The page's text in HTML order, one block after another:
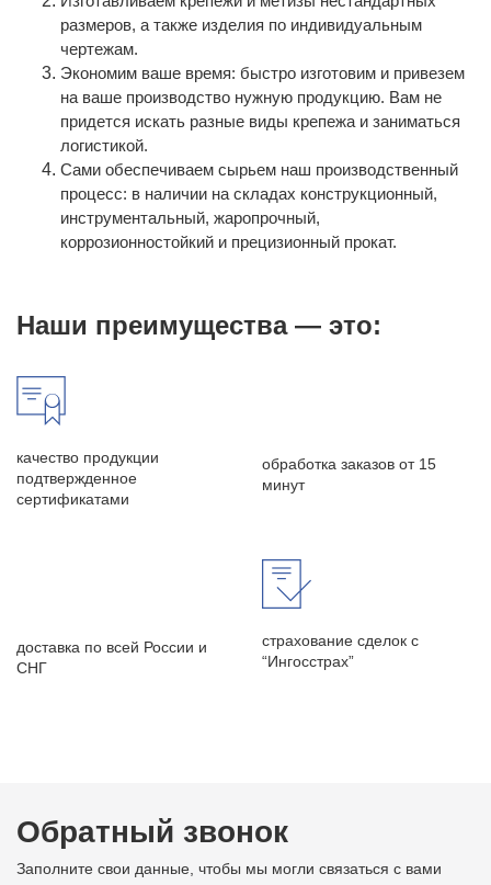
размеров, а также изделия по индивидуальным
чертежам.
Экономим ваше время: быстро изготовим и привезем
на ваше производство нужную продукцию. Вам не
придется искать разные виды крепежа и заниматься
логистикой.
Сами обеспечиваем сырьем наш производственный
процесс: в наличии на складах конструкционный,
инструментальный, жаропрочный,
коррозионностойкий и прецизионный прокат.
Наши преимущества — это:
качество продукции
подтвержденное
сертификатами
обработка заказов от 15
минут
доставка по всей России и
СНГ
страхование сделок с
“Ингосстрах”
Обратный звонок
Заполните свои данные, чтобы мы могли связаться с вами